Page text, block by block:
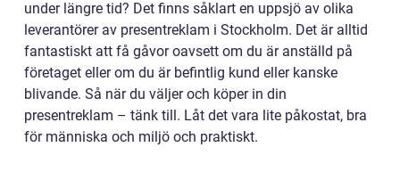
under längre tid? Det finns såklart en uppsjö av olika
leverantörer av presentreklam i Stockholm. Det är alltid
fantastiskt att få gåvor oavsett om du är anställd på
företaget eller om du är befintlig kund eller kanske
blivande. Så när du väljer och köper in din
presentreklam – tänk till. Låt det vara lite påkostat, bra
för människa och miljö och praktiskt.